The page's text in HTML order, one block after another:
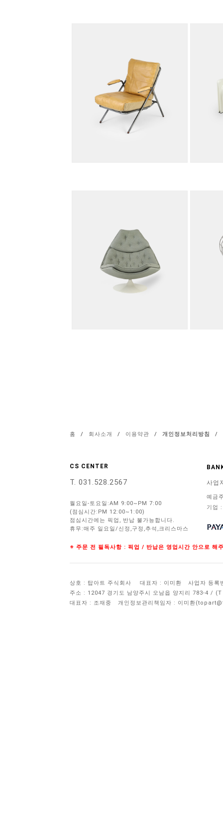
홈 / 회사소개 / 이용약관 / 개인정보처리방침 /
CS CENTER
T. 031.528.2567
월요일-토요일:AM 9:00~PM 7:00
(점심시간:PM 12:00~1:00)
점심시간에는 픽업, 반납 불가능합니다.
휴무:매주 일요일/신정,구정,추석,크리스마스
사업
예금
기업
※ 주문 전 필독사항 : 픽업 / 반납은 영업시간 안으로 해
상호 : 탑아트 주식회사 대표자 : 이미환
사업자 등록
주소 : 12047 경기도 남양주시 오남읍 양지리 783-4 /
대표자 : 조재중
개인정보관리책임자 : 이미환